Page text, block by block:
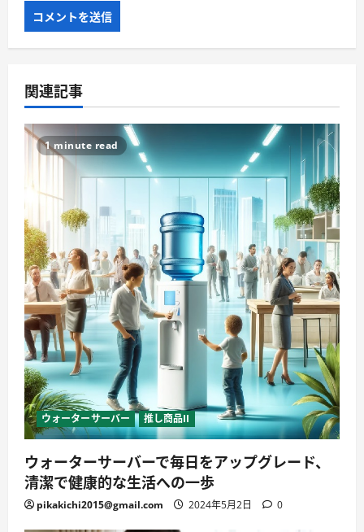
関連記事
1 minute read
ウォーターサーバー 推し商品II
ウォーターサーバーで毎日をアップグレード、
清潔で健康的な生活への一歩
pikakichi2015@gmail.com 2024年5月2日 0